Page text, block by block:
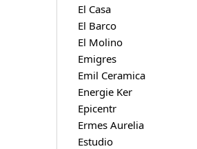
Ape Ceramica Metro
Ape Ceramica Moonstone
Ape Ceramica Museo
Ape Ceramica Night Lux
Ape Ceramica Onice
Ape Ceramica Oregon
Ape Ceramica Orsay
Ape Ceramica Piemonte
El Casa
El Barco
El Molino
Emigres
Emil Ceramica
Energie Ker
Epicentr
Ermes Aurelia
Estudio